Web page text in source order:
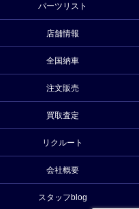
パーツリスト
店舗情報
全国納車
注文販売
買取査定
リクルート
会社概要
スタッフblog